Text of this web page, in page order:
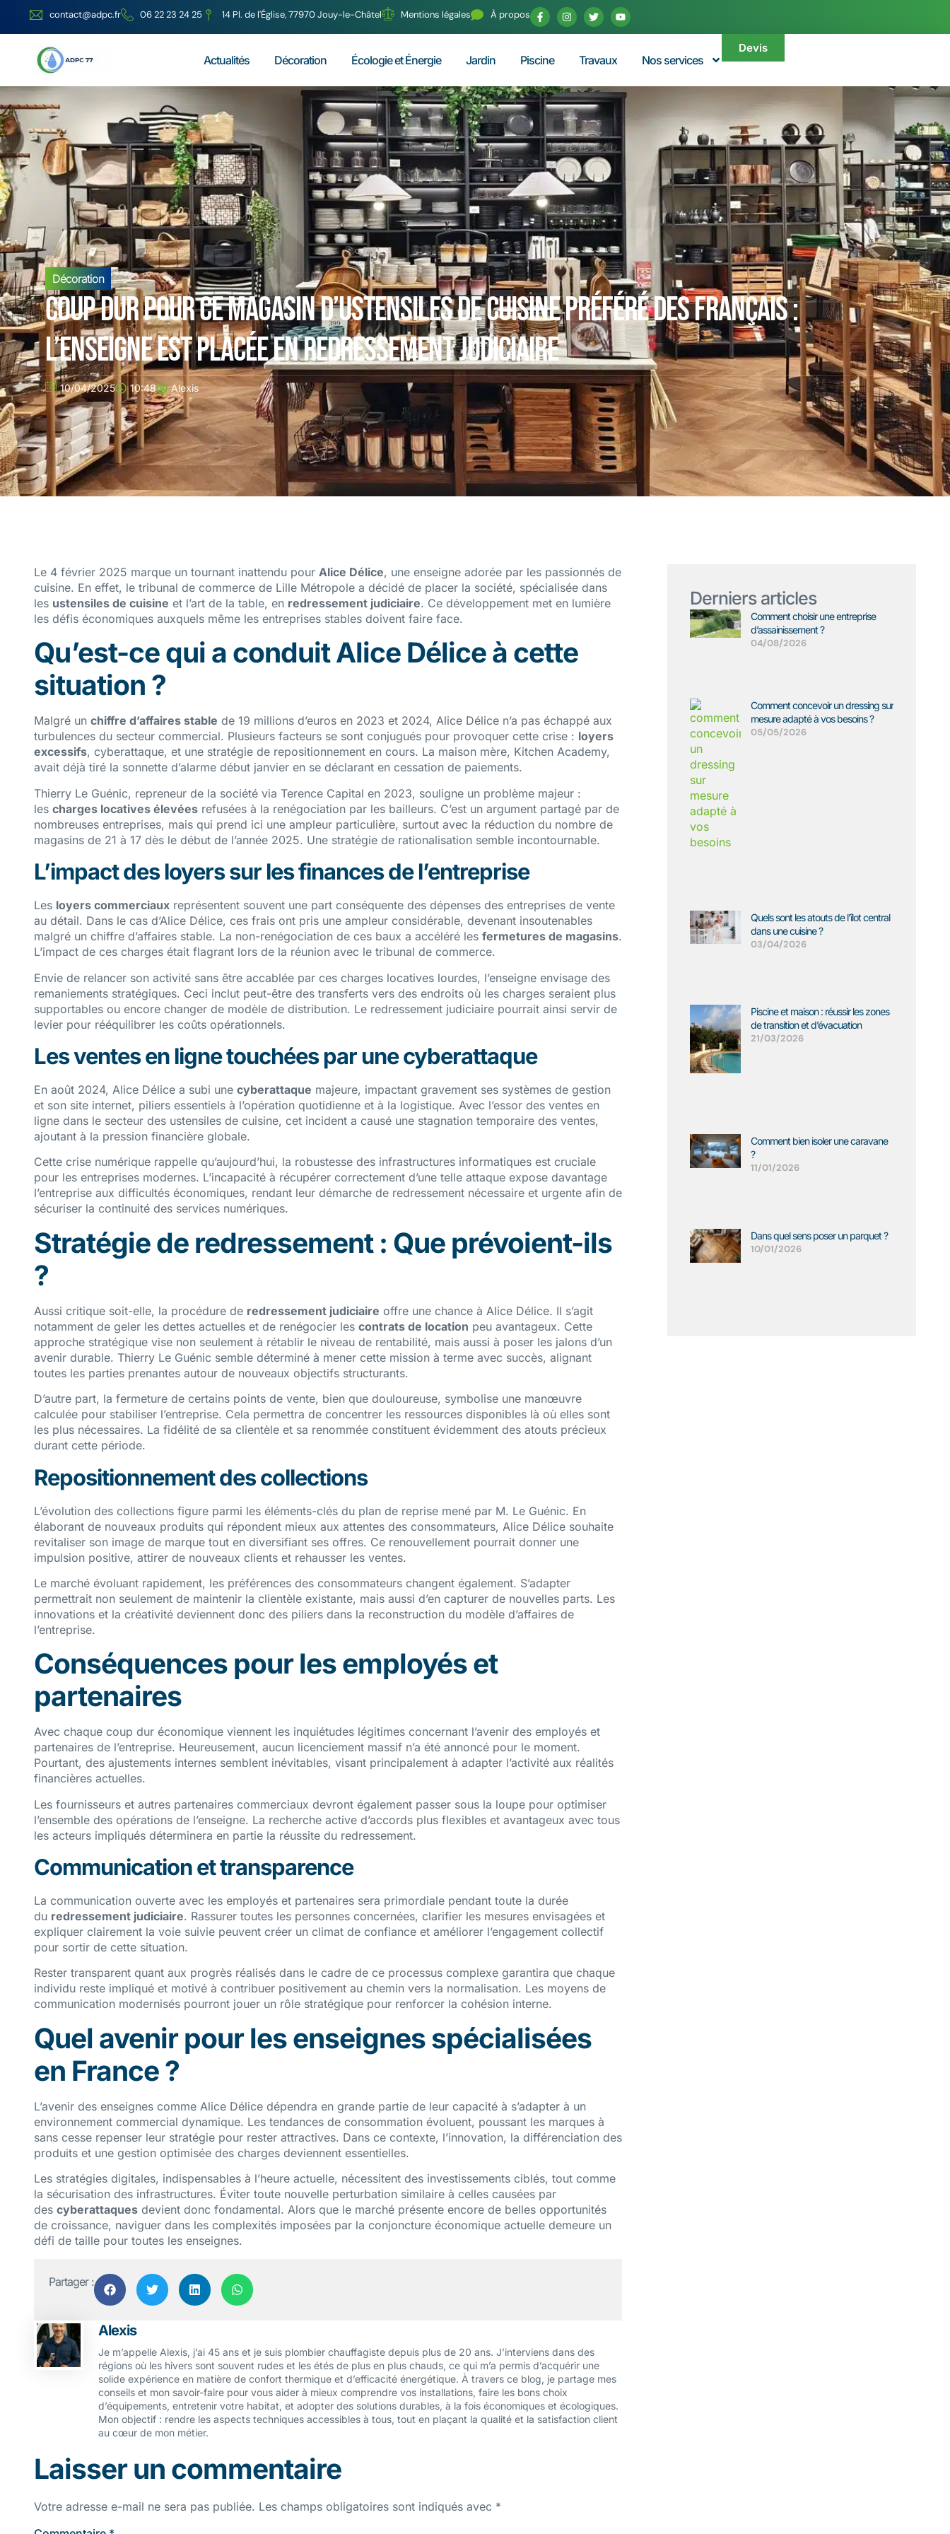
contact@adpc.fr 06 22 23 24 25 14 Pl. de l'Église, 77970 Jouy-le-Châtel Mentions légales À propos
Actualités Décoration Écologie et Énergie Jardin Piscine Travaux Nos services
Devis
Décoration
Coup dur pour ce magasin d’ustensiles de cuisine préféré des Français :
l’enseigne est placée en redressement judiciaire
10/04/2025 10:48 Alexis
Le 4 février 2025 marque un tournant inattendu pour Alice Délice, une enseigne adorée par les passionnés de
cuisine. En effet, le tribunal de commerce de Lille Métropole a décidé de placer la société, spécialisée dans
les ustensiles de cuisine et l’art de la table, en redressement judiciaire. Ce développement met en lumière
les défis économiques auxquels même les entreprises stables doivent faire face.
Qu’est-ce qui a conduit Alice Délice à cette
situation ?
Malgré un chiffre d’affaires stable de 19 millions d’euros en 2023 et 2024, Alice Délice n’a pas échappé aux
turbulences du secteur commercial. Plusieurs facteurs se sont conjugués pour provoquer cette crise : loyers
excessifs, cyberattaque, et une stratégie de repositionnement en cours. La maison mère, Kitchen Academy,
avait déjà tiré la sonnette d’alarme début janvier en se déclarant en cessation de paiements.
Thierry Le Guénic, repreneur de la société via Terence Capital en 2023, souligne un problème majeur :
les charges locatives élevées refusées à la renégociation par les bailleurs. C’est un argument partagé par de
nombreuses entreprises, mais qui prend ici une ampleur particulière, surtout avec la réduction du nombre de
magasins de 21 à 17 dès le début de l’année 2025. Une stratégie de rationalisation semble incontournable.
L’impact des loyers sur les finances de l’entreprise
Les loyers commerciaux représentent souvent une part conséquente des dépenses des entreprises de vente
au détail. Dans le cas d’Alice Délice, ces frais ont pris une ampleur considérable, devenant insoutenables
malgré un chiffre d’affaires stable. La non-renégociation de ces baux a accéléré les fermetures de magasins.
L’impact de ces charges était flagrant lors de la réunion avec le tribunal de commerce.
Envie de relancer son activité sans être accablée par ces charges locatives lourdes, l’enseigne envisage des
remaniements stratégiques. Ceci inclut peut-être des transferts vers des endroits où les charges seraient plus
supportables ou encore changer de modèle de distribution. Le redressement judiciaire pourrait ainsi servir de
levier pour rééquilibrer les coûts opérationnels.
Les ventes en ligne touchées par une cyberattaque
En août 2024, Alice Délice a subi une cyberattaque majeure, impactant gravement ses systèmes de gestion
et son site internet, piliers essentiels à l’opération quotidienne et à la logistique. Avec l’essor des ventes en
ligne dans le secteur des ustensiles de cuisine, cet incident a causé une stagnation temporaire des ventes,
ajoutant à la pression financière globale.
Cette crise numérique rappelle qu’aujourd’hui, la robustesse des infrastructures informatiques est cruciale
pour les entreprises modernes. L’incapacité à récupérer correctement d’une telle attaque expose davantage
l’entreprise aux difficultés économiques, rendant leur démarche de redressement nécessaire et urgente afin de
sécuriser la continuité des services numériques.
Stratégie de redressement : Que prévoient-ils
?
Aussi critique soit-elle, la procédure de redressement judiciaire offre une chance à Alice Délice. Il s’agit
notamment de geler les dettes actuelles et de renégocier les contrats de location peu avantageux. Cette
approche stratégique vise non seulement à rétablir le niveau de rentabilité, mais aussi à poser les jalons d’un
avenir durable. Thierry Le Guénic semble déterminé à mener cette mission à terme avec succès, alignant
toutes les parties prenantes autour de nouveaux objectifs structurants.
D’autre part, la fermeture de certains points de vente, bien que douloureuse, symbolise une manœuvre
calculée pour stabiliser l’entreprise. Cela permettra de concentrer les ressources disponibles là où elles sont
les plus nécessaires. La fidélité de sa clientèle et sa renommée constituent évidemment des atouts précieux
durant cette période.
Repositionnement des collections
L’évolution des collections figure parmi les éléments-clés du plan de reprise mené par M. Le Guénic. En
élaborant de nouveaux produits qui répondent mieux aux attentes des consommateurs, Alice Délice souhaite
revitaliser son image de marque tout en diversifiant ses offres. Ce renouvellement pourrait donner une
impulsion positive, attirer de nouveaux clients et rehausser les ventes.
Le marché évoluant rapidement, les préférences des consommateurs changent également. S’adapter
permettrait non seulement de maintenir la clientèle existante, mais aussi d’en capturer de nouvelles parts. Les
innovations et la créativité deviennent donc des piliers dans la reconstruction du modèle d’affaires de
l’entreprise.
Conséquences pour les employés et
partenaires
Avec chaque coup dur économique viennent les inquiétudes légitimes concernant l’avenir des employés et
partenaires de l’entreprise. Heureusement, aucun licenciement massif n’a été annoncé pour le moment.
Pourtant, des ajustements internes semblent inévitables, visant principalement à adapter l’activité aux réalités
financières actuelles.
Les fournisseurs et autres partenaires commerciaux devront également passer sous la loupe pour optimiser
l’ensemble des opérations de l’enseigne. La recherche active d’accords plus flexibles et avantageux avec tous
les acteurs impliqués déterminera en partie la réussite du redressement.
Communication et transparence
La communication ouverte avec les employés et partenaires sera primordiale pendant toute la durée
du redressement judiciaire. Rassurer toutes les personnes concernées, clarifier les mesures envisagées et
expliquer clairement la voie suivie peuvent créer un climat de confiance et améliorer l’engagement collectif
pour sortir de cette situation.
Rester transparent quant aux progrès réalisés dans le cadre de ce processus complexe garantira que chaque
individu reste impliqué et motivé à contribuer positivement au chemin vers la normalisation. Les moyens de
communication modernisés pourront jouer un rôle stratégique pour renforcer la cohésion interne.
Quel avenir pour les enseignes spécialisées
en France ?
L’avenir des enseignes comme Alice Délice dépendra en grande partie de leur capacité à s’adapter à un
environnement commercial dynamique. Les tendances de consommation évoluent, poussant les marques à
sans cesse repenser leur stratégie pour rester attractives. Dans ce contexte, l’innovation, la différenciation des
produits et une gestion optimisée des charges deviennent essentielles.
Les stratégies digitales, indispensables à l’heure actuelle, nécessitent des investissements ciblés, tout comme
la sécurisation des infrastructures. Éviter toute nouvelle perturbation similaire à celles causées par
des cyberattaques devient donc fondamental. Alors que le marché présente encore de belles opportunités
de croissance, naviguer dans les complexités imposées par la conjoncture économique actuelle demeure un
défi de taille pour toutes les enseignes.
Partager :
Alexis
Je m’appelle Alexis, j’ai 45 ans et je suis plombier chauffagiste depuis plus de 20 ans. J’interviens dans des
régions où les hivers sont souvent rudes et les étés de plus en plus chauds, ce qui m’a permis d’acquérir une
solide expérience en matière de confort thermique et d’efficacité énergétique. À travers ce blog, je partage mes
conseils et mon savoir-faire pour vous aider à mieux comprendre vos installations, faire les bons choix
d’équipements, entretenir votre habitat, et adopter des solutions durables, à la fois économiques et écologiques.
Mon objectif : rendre les aspects techniques accessibles à tous, tout en plaçant la qualité et la satisfaction client
au cœur de mon métier.
Laisser un commentaire
Votre adresse e-mail ne sera pas publiée. Les champs obligatoires sont indiqués avec *
Derniers articles
Comment choisir une entreprise
d’assainissement ?
04/08/2026
Comment concevoir un dressing sur
mesure adapté à vos besoins ?
05/05/2026
Quels sont les atouts de l’îlot central
dans une cuisine ?
03/04/2026
Piscine et maison : réussir les zones
de transition et d’évacuation
21/03/2026
Comment bien isoler une caravane
?
11/01/2026
Dans quel sens poser un parquet ?
10/01/2026